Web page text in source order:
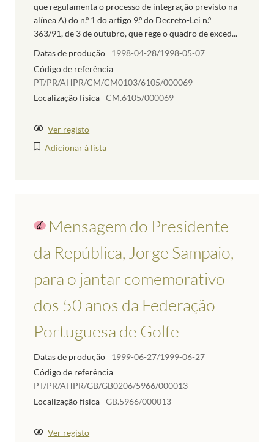
que regulamenta o processo de integração previsto na
alínea A) do n.º 1 do artigo 9.º do Decreto-Lei n.º
363/91, de 3 de outubro, que rege o quadro de exced...
Datas de produção
1998-04-28/1998-05-07
Código de referência
PT/PR/AHPR/CM/CM0103/6105/000069
Localização física CM.6105/000069
Ver registo
Adicionar à lista
Mensagem do Presidente
da República, Jorge Sampaio,
para o jantar comemorativo
dos 50 anos da Federação
Portuguesa de Golfe
Datas de produção
1999-06-27/1999-06-27
Código de referência
PT/PR/AHPR/GB/GB0206/5966/000013
Localização física GB.5966/000013
Ver registo